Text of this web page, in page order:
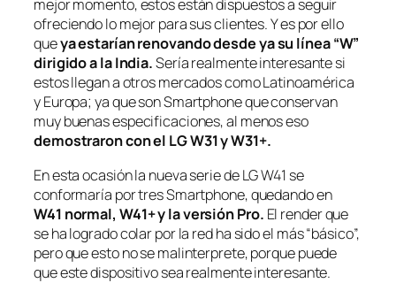
mejor momento, estos están dispuestos a seguir
ofreciendo lo mejor para sus clientes. Y es por ello
queya estarían renovando desde ya su línea “W”
dirigido a la India.Sería realmente interesante si
estos llegan a otros mercados como Latinoamérica
y Europa; ya que son Smartphone que conservan
muy buenas especificaciones, al menos eso
demostraron con el LG W31 y W31+.
En esta ocasión la nueva serie de LG W41 se
conformaría por tres Smartphone, quedando en
W41 normal, W41+ y la versión Pro. El render que
se ha logrado colar por la red ha sido el más “básico”,
pero que esto no se malinterprete, porque puede
que este dispositivo sea realmente interesante.